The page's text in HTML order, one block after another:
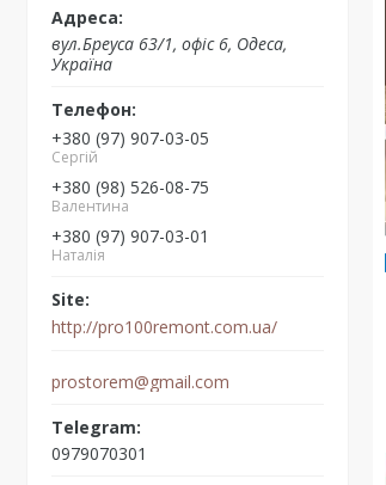
вул.Бреуса 63/1, офіс 6, Одеса,
Україна
+380 (97) 907-03-05
Сергій
+380 (98) 526-08-75
Валентина
+380 (97) 907-03-01
Наталія
http://pro100remont.com.ua/
prostorem@gmail.com
0979070301